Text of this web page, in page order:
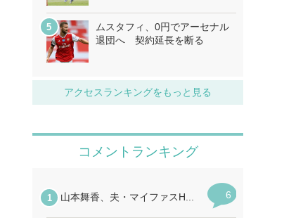
ムスタフィ、0円でアーセナル
退団へ 契約延長を断る
アクセスランキングをもっと見る